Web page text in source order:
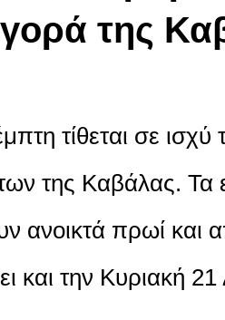
της
τίθεται σε ισχύ
της Καβάλας. Τα
ανοικτά πρωί
και την Κυριακή